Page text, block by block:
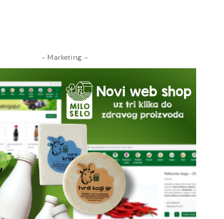
- Marketing -